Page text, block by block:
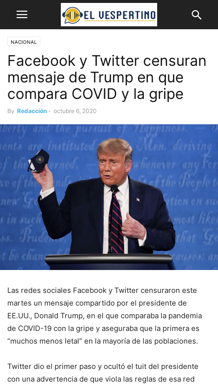
NACIONAL
Facebook y Twitter censuran
mensaje de Trump en que
compara COVID y la gripe
By Redacción - octubre 6, 2020
Las redes sociales Facebook y Twitter censuraron este
martes un mensaje compartido por el presidente de
EE.UU., Donald Trump, en el que comparaba la pandemia
de COVID-19 con la gripe y aseguraba que la primera es
“muchos menos letal” en la mayoría de las poblaciones.
Twitter dio el primer paso y ocultó el tuit del presidente
con una advertencia de que viola las reglas de esa red